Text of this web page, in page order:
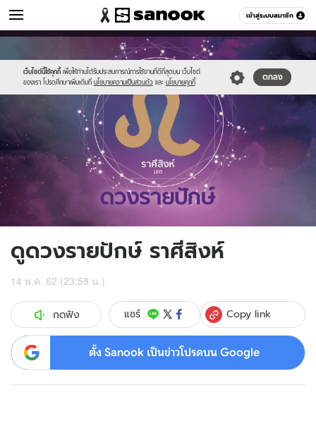
เข้าสู่ระบบสมาชิก
ดูดวง หมวดอื่นๆ
เว็บไซต์นี้ใช้คุกกี้ เพื่อให้ท่านได้รับประสบการณ์การใช้งานที่ดีที่สุดบน เว็บไซต์
ของเรา โปรดศึกษาเพิ่มเติมที่ นโยบายความเป็นส่วนตัว และ นโยบายคุกกี้
ตกลง
Sanook
//s.isanook.com/sr/0/images/logo-
new-
sanook.png
//s.isanook.com/ho/0/ud/fxd/fortnightly/15day_leo.png
ดูดวงรายปักษ์ ราศีสิงห์
14 พ.ค. 62 (23:58 น.)
กดฟัง แชร์ Copy link
ตั้ง Sanook เป็นข่าวโปรดบน Google